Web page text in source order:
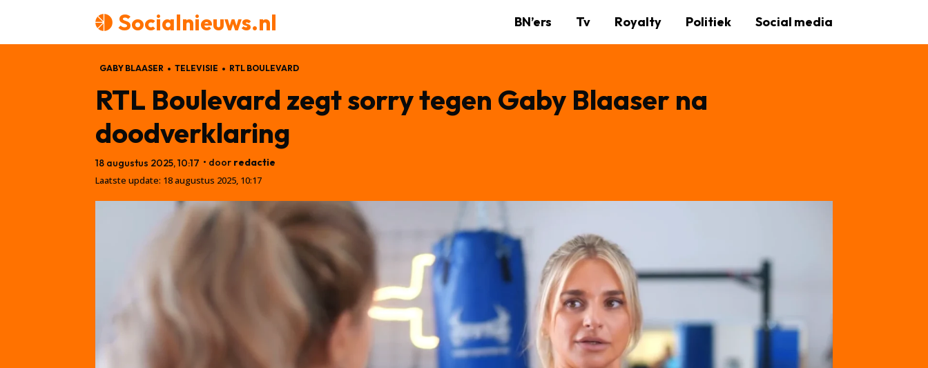
Socialnieuws.nl BN’ers Tv Royalty Politiek Social media
GABY BLAASER TELEVISIE RTL BOULEVARD
RTL Boulevard zegt sorry tegen Gaby Blaaser na
doodverklaring
18 augustus 2025, 10:17 • door redactie
Laatste update: 18 augustus 2025, 10:17